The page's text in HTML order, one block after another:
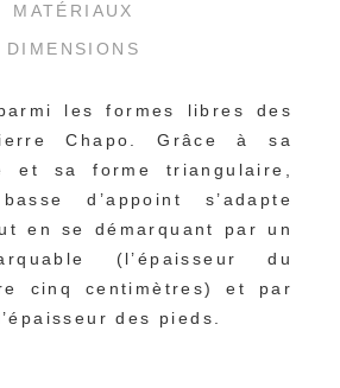
MATÉRIAUX
DIMENSIONS
les formes libres des
Chapo. Grâce à sa
et sa forme triangulaire,
d’appoint s’adapte
en se démarquant par un
(l’épaisseur du
cinq centimètres) et par
des pieds.